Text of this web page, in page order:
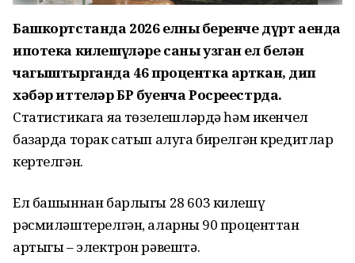
Башкортстанда 2026 елның беренче дүрт аенда
ипотека килешүләре саны узган ел белән
чагыштырганда 46 процентка арткан, дип
хәбәр иттеләр БР буенча Росреестрда.
Статистикага яңа төзелешләрдә һәм икенчел
базарда торак сатып алуга бирелгән кредитлар
кертелгән.
Ел башыннан барлыгы 28 603 килешү
рәсмиләштерелгән, аларның 90 проценттан
артыгы – электрон рәвештә.